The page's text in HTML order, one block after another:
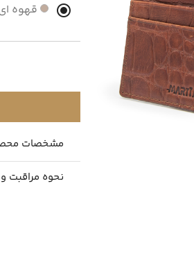
قهوه
مشخصات
نحوه مراقبت